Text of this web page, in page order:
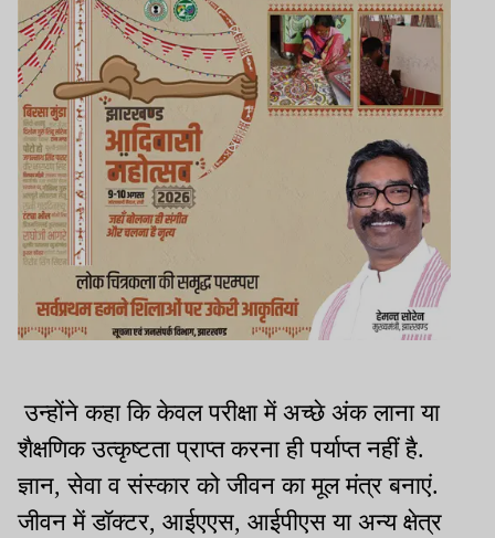
उन्होंने कहा कि केवल परीक्षा में अच्छे अंक लाना या
शैक्षणिक उत्कृष्टता प्राप्त करना ही पर्याप्त नहीं है.
ज्ञान, सेवा व संस्कार को जीवन का मूल मंत्र बनाएं.
जीवन में डॉक्टर, आईएएस, आईपीएस या अन्य क्षेत्र